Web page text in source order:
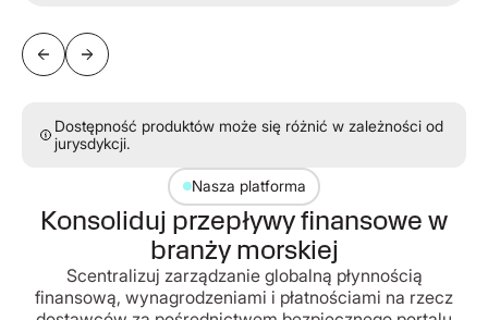
Dostępność produktów może się różnić w zależności od
jurysdykcji.
Nasza platforma
Konsoliduj przepływy finansowe w
branży morskiej
Scentralizuj zarządzanie globalną płynnością
finansową, wynagrodzeniami i płatnościami na rzecz